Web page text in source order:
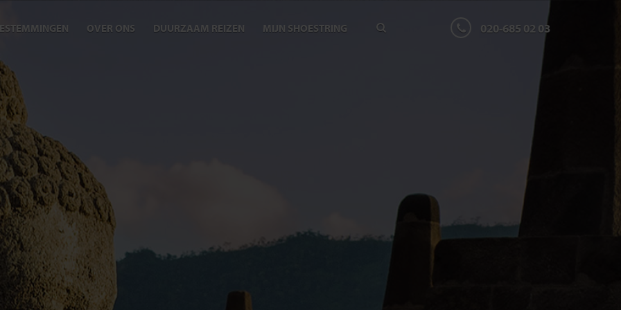
OVER ONS DUURZAAM REIZEN MIJN SHOESTRING 020-685 02 03